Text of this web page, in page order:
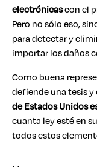
electrónicascon el
Pero no sólo eso,
para detectar y
importar los daños
Como buena
defiende una tesis y
de Estados Unidos
cuanta ley esté en
todos estos